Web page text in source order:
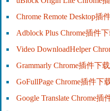
Chrome Remote Desktop
Adblock Plus Chrome插件
Video DownloadHelper
Grammarly Chrome插件下
GoFullPage Chrome插件下
Google Translate Chrome